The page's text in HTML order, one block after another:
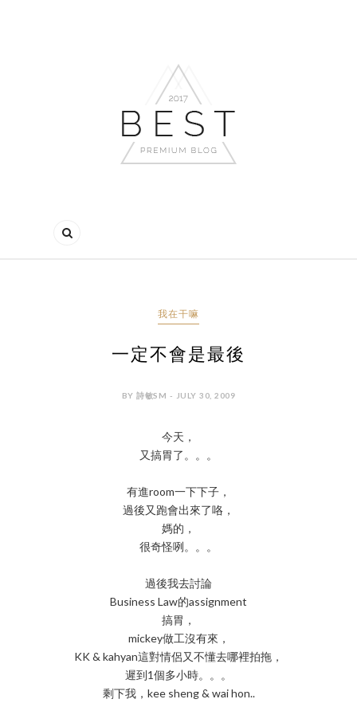
我在干嘛
一定不會是最後
BY 詩敏SM - JULY 30, 2009
今天，
又搞胃了。。。
有進room一下下子，
過後又跑會出來了咯，
媽的，
很奇怪咧。。。
過後我去討論
Business Law的assignment
搞胃，
mickey做工沒有來，
KK & kahyan這對情侶又不懂去哪裡拍拖，
遲到1個多小時。。。
剩下我，kee sheng & wai hon..